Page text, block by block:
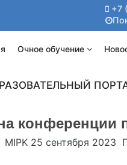
+7
Очное обучение
конференции
MIPK 25 сентября 2023